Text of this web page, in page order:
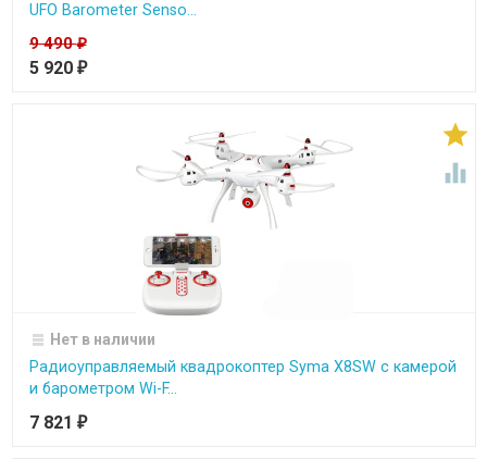
UFO Barometer Senso...
9 490₽
5 920 ₽


Нет в наличии
Радиоуправляемый квадрокоптер Syma X8SW с камерой
и барометром Wi-F...
7 821 ₽